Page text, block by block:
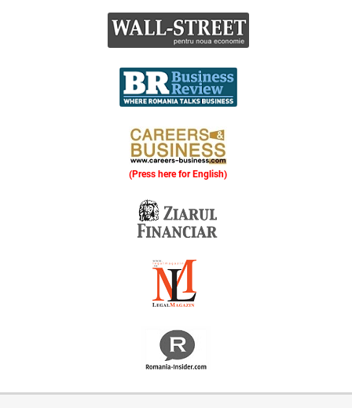
(Press here for English)